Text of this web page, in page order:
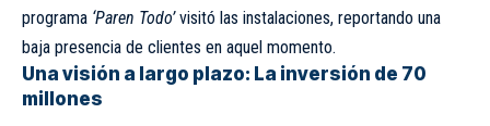
programa ‘Paren Todo’visitó las instalaciones, reportando una
baja presencia de clientes en aquel momento.
Una visión a largo plazo: La inversión de 70
millones